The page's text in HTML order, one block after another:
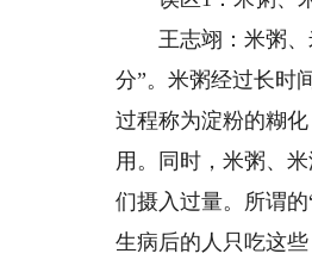
王志翊：米粥、
分”。米粥经过长时
过程称为淀粉的糊
用。同时，米粥、
们摄入过量。所谓
生病后的人只吃这